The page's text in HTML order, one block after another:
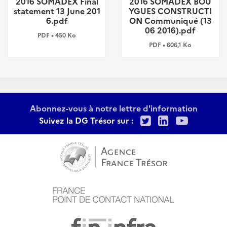
statement 13 June 201
6.pdf
PDF • 450 Ko
YGUES CONSTRUCTI
ON Communiqué (13
06 2016).pdf
PDF • 606,1 Ko
Abonnez-vous à notre lettre d'information
Suivez la DG Trésor sur :
TwitterLinkedIn